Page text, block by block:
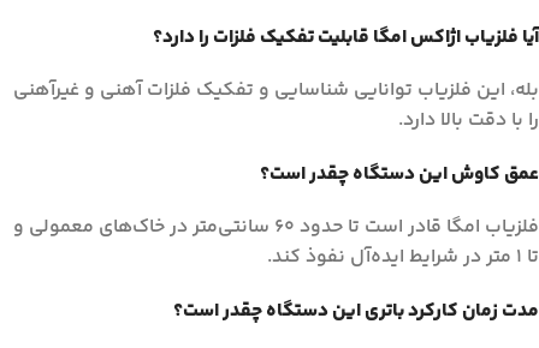
آیا فلزیاب اژاکس امگا قابلیت تفکیک فلزات را دارد؟
بله، این فلزیاب توانایی شناسایی و تفکیک فلزات آهنی و غیرآهنی
را با دقت بالا دارد.
عمق کاوش این دستگاه چقدر است؟
فلزیاب امگا قادر است تا حدود 60 سانتی‌متر در خاک‌های معمولی و
تا 1 متر در شرایط ایده‌آل نفوذ کند.
مدت زمان کارکرد باتری این دستگاه چقدر است؟